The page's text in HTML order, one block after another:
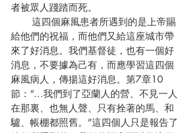
者被眾人踐踏而死。
給他們的祝福，而他們又給這座城市帶
來了好消息。我們基督徒，也有一個好
消息，不要據為己有，而應學習這四個
麻風病人，傳揚這好消息。第7章10
節：“…我們到了亞蘭人的營、不見一人
在那裏、也無人聲、只有拴著的馬、和
驢、帳棚都照舊。”這四個人只是報告了